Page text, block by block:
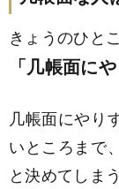
きょうのひと
「几帳面に
几帳面にやり
いところまで
と決めてしま